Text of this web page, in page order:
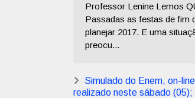
Professor Lenine Lemos
Passadas as festas de fim
planejar 2017. E uma
preocu...
Simulado do Enem, on-
realizado neste sábado (05);